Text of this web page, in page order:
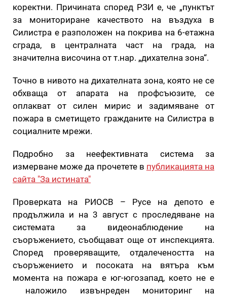
коректни. Причината според РЗИ е, че „пунктът
за мониториране качеството на въздуха в
Силистра е разположен на покрива на 6-етажна
сграда, в централната част на града, на
значителна височина от т.нар. „дихателна зона“.
Точно в нивото на дихателната зона, която не се
обхваща от апарата на профсъюзите, се
оплакват от силен мирис и задимяване от
пожара в сметището гражданите на Силистра в
социалните мрежи.
Подробно за неефективната система за
измерване може да прочетете в публикацията на
сайта "За истината"
Проверката на РИОСВ – Русе на депото е
продължила и на 3 август с проследяване на
системата за видеонаблюдение на
съоръжението, съобщават още от инспекцията.
Според проверяващите, отдалечеността на
съоръжението и посоката на вятъра към
момента на пожара е юг-югозапад, което не е
наложило извънреден мониторинг на